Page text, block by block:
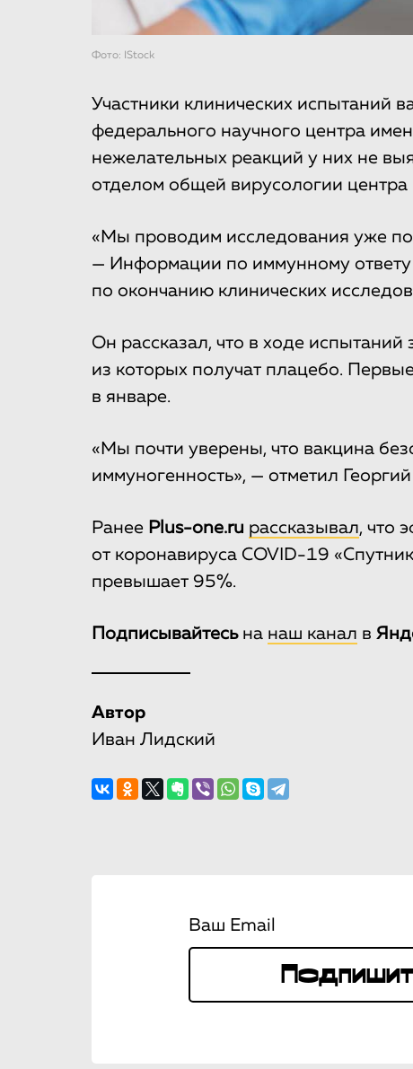
Фото: IStock
Участники клинических испытаний
федерального научного центра
нежелательных реакций у них не
отделом общей вирусологии центра
«Мы проводим исследования уже
— Информации по иммунному
по окончанию клинических
Он рассказал, что в ходе
из которых получат плацебо.
в январе.
«Мы почти уверены, что вакцина
иммуногенность», — отметил
Ранее Plus-one.ru рассказывал, что
от коронавируса COVID-19
превышает 95%.
Подписывайтесьна наш канал в
Автор
Иван Лидский
Ваш Email